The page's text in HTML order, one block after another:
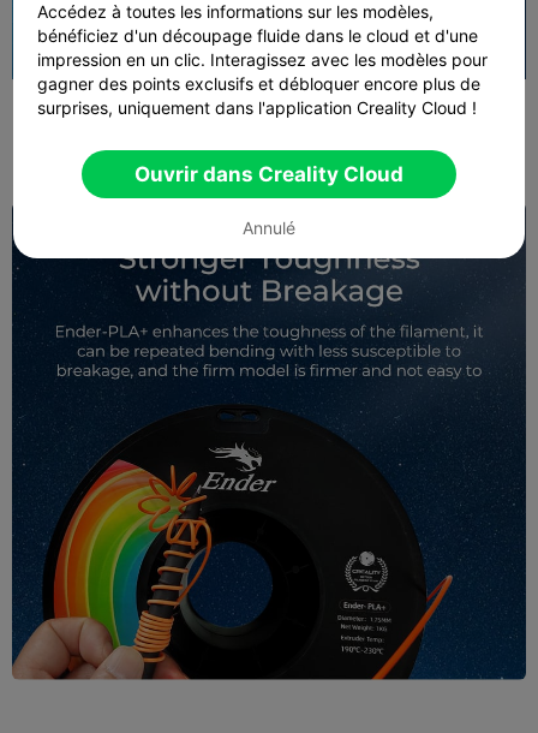
Accédez à toutes les informations sur les modèles,
bénéficiez d'un découpage fluide dans le cloud et d'une
impression en un clic. Interagissez avec les modèles pour
gagner des points exclusifs et débloquer encore plus de
surprises, uniquement dans l'application Creality Cloud !
Ouvrir dans Creality Cloud
Annulé